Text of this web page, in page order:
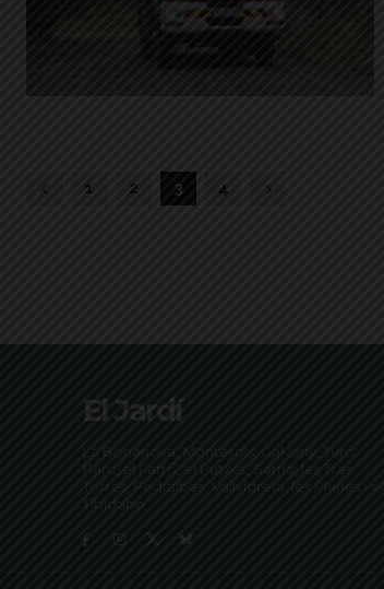
1 2 3 4
El Jardí
La Bonanova, Monterols, Galvany, Turó
Parc, el Farró, el Putxet, Sarrià, les Tres
Torres, Pedralbes, Vallvidrera, les Planes i el
Tibidabo